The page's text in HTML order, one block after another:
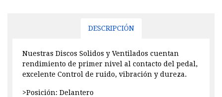
DESCRIPCIÓN
Nuestras Discos Solidos y Ventilados cuentan
rendimiento de primer nivel al contacto del pedal,
excelente Control de ruido, vibración y dureza.
>Posición: Delantero